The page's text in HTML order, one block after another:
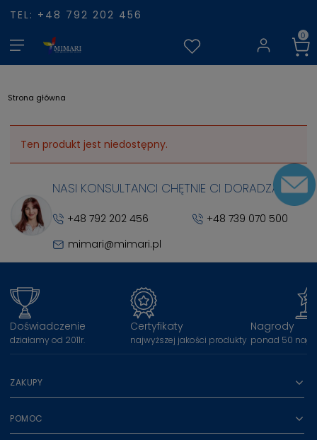
TEL: +48 792 202 456
Strona główna
Ten produkt jest niedostępny.
NASI KONSULTANCI CHĘTNIE CI DORADZĄ
+48 792 202 456
+48 739 070 500
mimari@mimari.pl
Doświadczenie
działamy od 2011r.
Certyfikaty
najwyższej jakości produkty
Nagrody
ponad 50
ZAKUPY
POMOC